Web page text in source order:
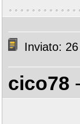
Inviato:
cico78